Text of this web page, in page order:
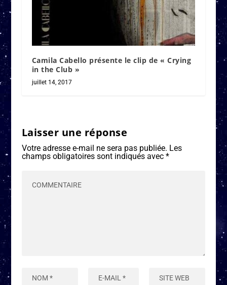
Camila Cabello présente le clip de « Crying
in the Club »
juillet 14, 2017
Laisser une réponse
Votre adresse e-mail ne sera pas publiée. Les
champs obligatoires sont indiqués avec *